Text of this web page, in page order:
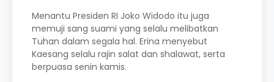
Menantu Presiden RI Joko Widodo itu juga
memuji sang suami yang selalu melibatkan
Tuhan dalam segala hal. Erina menyebut
Kaesang selalu rajin salat dan shalawat, serta
berpuasa senin kamis.